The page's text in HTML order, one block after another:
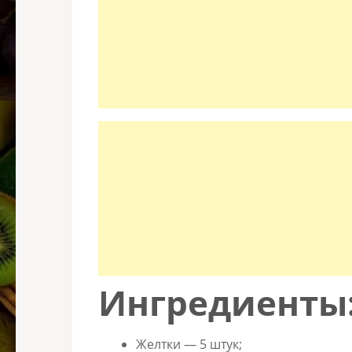
Желтки — 5 штук;